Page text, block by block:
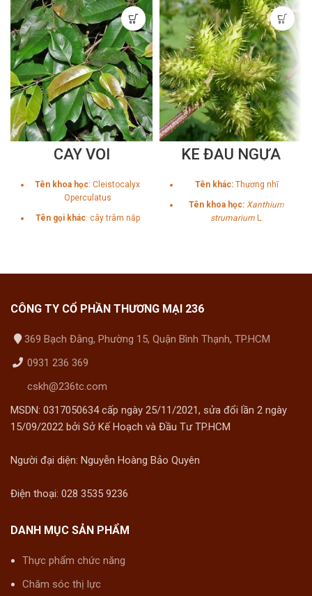
CÂY VỐI
Tên khoa học: Cleistocalyx
Operculatus
Tên gọi khác: cây trâm nắp
KÉ ĐẦU NGỰA
Tên khác:Thương nhĩ
Tên khoa học: Xanthium
strumariumL.
CÔNG TY CỔ PHẦN THƯƠNG MẠI 236
369 Bạch Đằng, Phường 15, Quận Bình Thạnh, TP.HCM
0931 236 369
cskh@236tc.com
MSDN: 0317050634 cấp ngày 25/11/2021, sửa đổi lần 2 ngày
15/09/2022 bởi Sở Kế Hoạch và Đầu Tư TP.HCM
Người đại diện: Nguyễn Hoàng Bảo Quyên
Điện thoại: 028 3535 9236
DANH MỤC SẢN PHẨM
Thực phẩm chức năng
Chăm sóc thị lực